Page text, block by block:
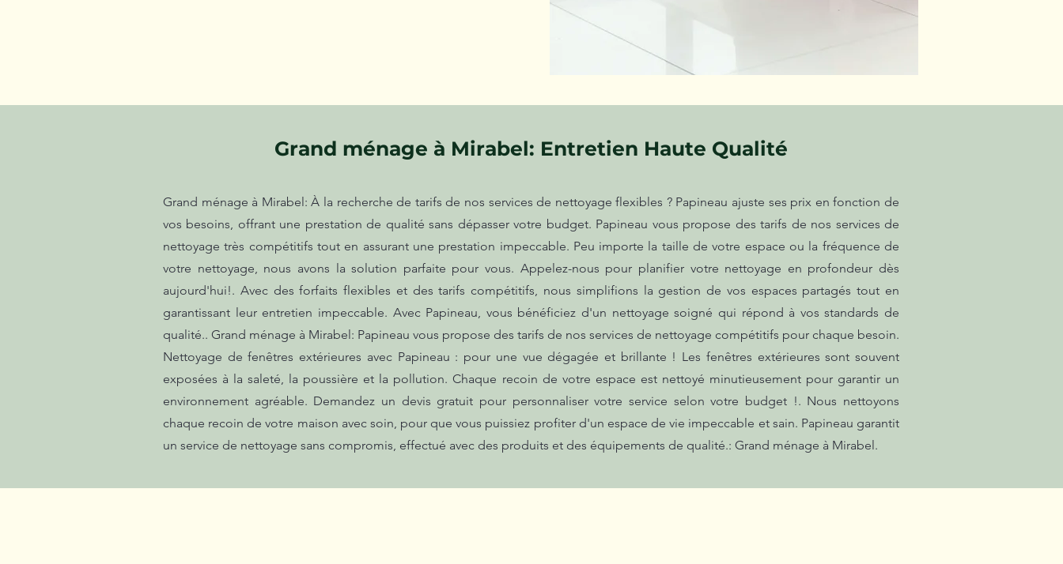
Grand ménage à Mirabel: Entretien Haute Qualité
Grand ménage à Mirabel: À la recherche de tarifs de nos services de nettoyage flexibles ? Papineau ajuste ses prix en fonction de
vos besoins, offrant une prestation de qualité sans dépasser votre budget. Papineau vous propose des tarifs de nos services de
nettoyage très compétitifs tout en assurant une prestation impeccable. Peu importe la taille de votre espace ou la fréquence de
votre nettoyage, nous avons la solution parfaite pour vous. Appelez-nous pour planifier votre nettoyage en profondeur dès
aujourd'hui!. Avec des forfaits flexibles et des tarifs compétitifs, nous simplifions la gestion de vos espaces partagés tout en
garantissant leur entretien impeccable. Avec Papineau, vous bénéficiez d'un nettoyage soigné qui répond à vos standards de
qualité.. Grand ménage à Mirabel: Papineau vous propose des tarifs de nos services de nettoyage compétitifs pour chaque besoin.
Nettoyage de fenêtres extérieures avec Papineau : pour une vue dégagée et brillante ! Les fenêtres extérieures sont souvent
exposées à la saleté, la poussière et la pollution. Chaque recoin de votre espace est nettoyé minutieusement pour garantir un
environnement agréable. Demandez un devis gratuit pour personnaliser votre service selon votre budget !. Nous nettoyons
chaque recoin de votre maison avec soin, pour que vous puissiez profiter d'un espace de vie impeccable et sain. Papineau garantit
un service de nettoyage sans compromis, effectué avec des produits et des équipements de qualité.: Grand ménage à Mirabel.